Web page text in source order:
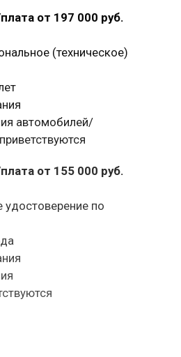
от 197 000 руб.
(техническое)
автомобилей/
от 155 000 руб.
по